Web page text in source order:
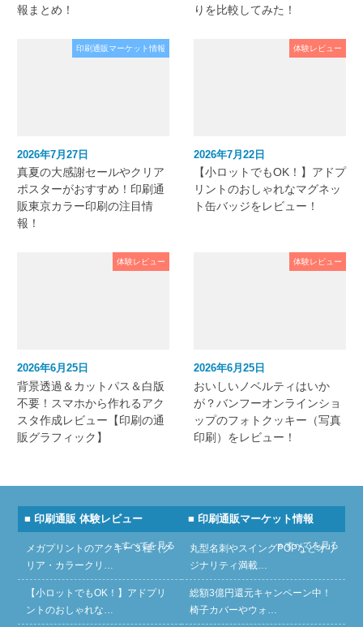
報まとめ！
りを比較してみた！
印刷通販マーケット情報
2026年7月27日
真夏の大感謝セールやクリア
ポスターがおすすめ！印刷通
販東京カラー印刷の注目情
報！
体験レビュー
2026年7月22日
【小ロットでもOK！】アドプ
リントのおしゃれなマグネッ
ト缶バッジをレビュー！
体験レビュー
2026年6月25日
背景透過＆カットパス＆白版
不要！スマホから作れるアク
スタ作成レビュー【印刷の通
販グラフィック】
体験レビュー
2026年6月25日
おいしいノベルティはいか
が？バンフーオンラインショ
ップのフォトクッキー（写真
印刷）をレビュー！
■ 印刷通販 体験レビュー
» すべてを見る
メガプリントのアクキー３種（ク
リア・カラークリ…
【小ロットでもOK！】アドプリ
ントのおしゃれな…
■ 印刷通販マーケット情報
» すべてを見る
丸型名刺やスイングPOPなどオリ
ジナリティ満載…
総額3億円還元キャンペーン中！
椅子カバーやウォ…